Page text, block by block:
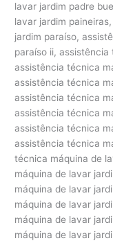
lavar jardim padre
lavar jardim
jardim paraíso,
paraíso ii,
assistência técnica
assistência técnica
assistência técnica
assistência técnica
assistência técnica
assistência técnica
técnica máquina de
máquina de lavar
máquina de lavar
máquina de lavar
máquina de lavar
máquina de lavar